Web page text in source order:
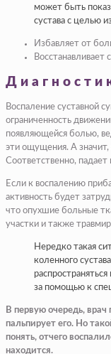
может быть
сустава с целью
Избавляет от
Восстанавливает
Воспаление суставной
ограниченность
появляющейся болью,
эти ощущения. А значит,
Соответственно, падает
Если к воспалению
активность будет
что опухшие больные
участки и также
Нередко такая
коленного
за помощью к
В первую очередь, врач
пальпирует его. Но
понять, отчего
находится.